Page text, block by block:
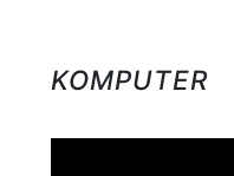
KOMPUTER